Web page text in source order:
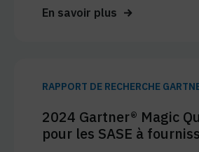
En savoir plus
RAPPORT DE RECHERCHE
2024 Gartner® Magic
pour les SASE à